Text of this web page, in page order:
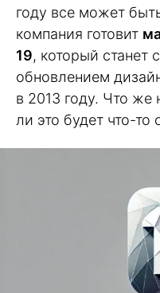
году все может
компания готовит
19, который станет
обновлением
в 2013 году. Что же
ли это будет что-то